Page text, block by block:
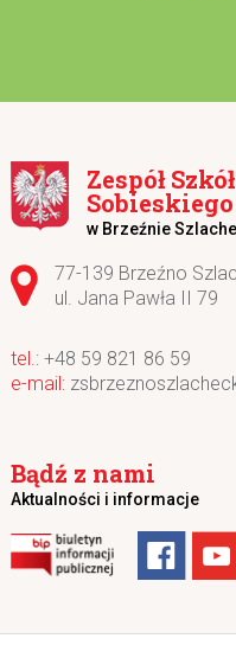
Zespół
Sobieskiego
w Brzeźnie
Adres pocztowy:
77-139 Brzeźno
ul. Jana Pawła II 79
+48 59 821 86 59
Bądź z nami
Aktualności i informacje